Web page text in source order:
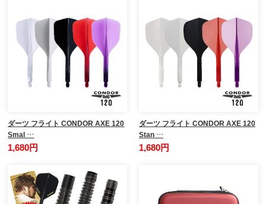
ダーツ フライト CONDOR AXE 120
Smal …
1,680円
ダーツ フライト CONDOR AXE 120
Stan …
1,680円